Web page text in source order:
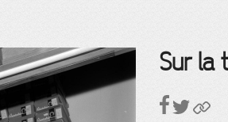
Sur la